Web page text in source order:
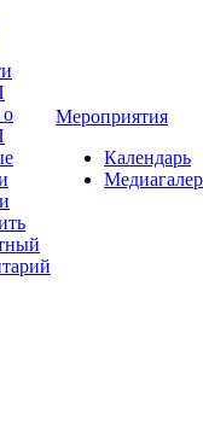
о
Мероприятия
Календарь